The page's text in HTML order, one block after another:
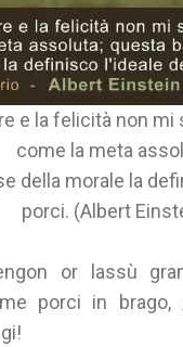
e la felicità non mi
come la meta
della morale la
porci. (Albert
or lassù
porci in